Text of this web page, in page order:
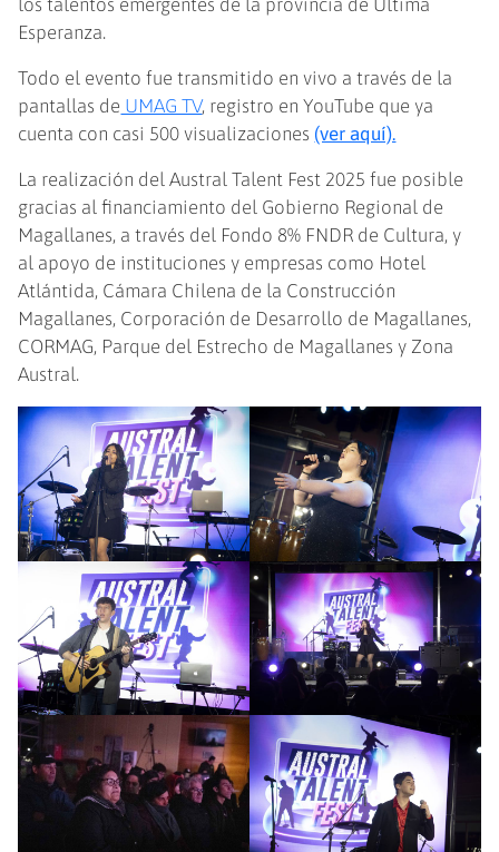
los talentos emergentes de la provincia de Última
Esperanza.
Todo el evento fue transmitido en vivo a través de la
pantallas de UMAG TV, registro en YouTube que ya
cuenta con casi 500 visualizaciones (ver aquí).
La realización del Austral Talent Fest 2025 fue posible
gracias al financiamiento del Gobierno Regional de
Magallanes, a través del Fondo 8% FNDR de Cultura, y
al apoyo de instituciones y empresas como Hotel
Atlántida, Cámara Chilena de la Construcción
Magallanes, Corporación de Desarrollo de Magallanes,
CORMAG, Parque del Estrecho de Magallanes y Zona
Austral.